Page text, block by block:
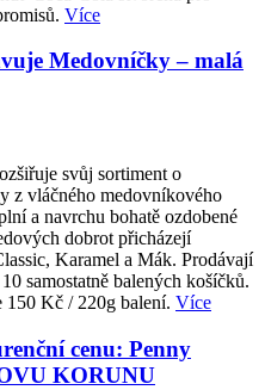
Více
Medovníčky – malá
svůj sortiment o
z vláčného medovníkového
a navrchu bohatě ozdobené
dobrot přicházejí
Karamel a Mák. Prodávají
samostatně balených košíčků.
150 Kč / 220g balení. Více
cenu: Penny
KORUNU